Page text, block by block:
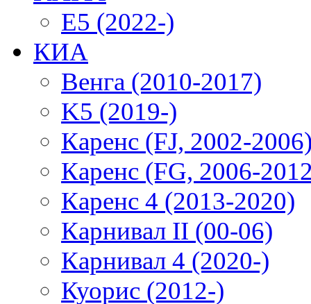
E5 (2022-)
КИА
Венга (2010-2017)
K5 (2019-)
Каренс (FJ, 2002-
Каренс (FG, 2006-
Каренс 4 (2013-2020)
Карнивал II (00-06)
Карнивал 4 (2020-)
Куорис (2012-)